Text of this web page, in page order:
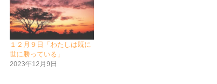
１２月９日「わたしは既に
世に勝っている」
2023年12月9日